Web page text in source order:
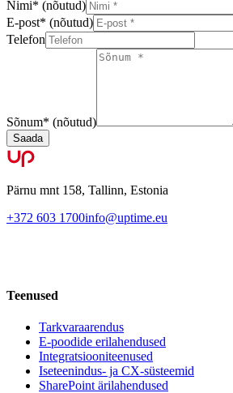
Nimi* (nõutud)
E-post* (nõutud)
Telefon
Sõnum* (nõutud)
Saada
Pärnu mnt 158, Tallinn, Estonia
+372 603 1700info@uptime.eu
Teenused
Tarkvaraarendus
E-poodide erilahendused
Integratsiooniteenused
Iseteenindus- ja CX-süsteemid
SharePoint ärilahendused